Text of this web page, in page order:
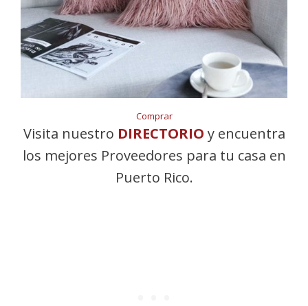
Comprar
Visita nuestro DIRECTORIO y encuentra
los mejores Proveedores para tu casa en
Puerto Rico.